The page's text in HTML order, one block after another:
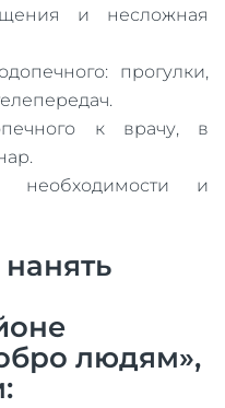
и несложная
прогулки,
к врачу, в
и
людям»,